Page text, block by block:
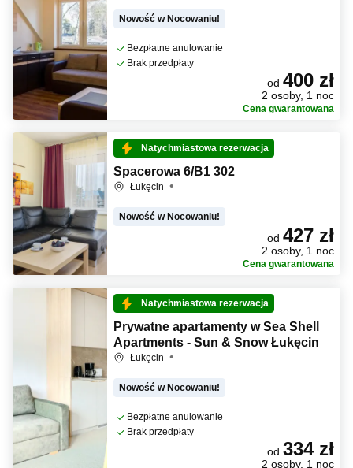
Nowość w Nocowaniu!
Bezpłatne anulowanie
Brak przedpłaty
od 400 zł
2 osoby, 1 noc
Cena gwarantowana
Natychmiastowa rezerwacja
Spacerowa 6/B1 302
Łukęcin
Nowość w Nocowaniu!
od 427 zł
2 osoby, 1 noc
Cena gwarantowana
Natychmiastowa rezerwacja
Prywatne apartamenty w Sea Shell
Apartments - Sun & Snow Łukęcin
Łukęcin
Nowość w Nocowaniu!
Bezpłatne anulowanie
Brak przedpłaty
od 334 zł
2 osoby, 1 noc